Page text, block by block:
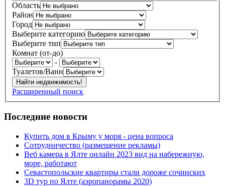
Область
Район
Город
Выберите категорию
Выберите тип
Комнат (от-до)
-
Туалетов/Ванн
Расширенный поиск
Последние новости
Купить дом в Крыму у моря - цена вопроса
Сотрудничество (размещение рекламы)
Веб камера в Ялте онлайн 2023 вид на набережную,
море, работают
Севастопольские квартиры стали дороже сочинских
3D тур по Ялте (аэропанорамы 2020)